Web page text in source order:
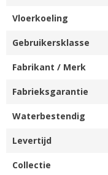
Vloerkoeling
Gebruikersklasse
Fabrikant / Merk
Fabrieksgarantie
Waterbestendig
Levertijd
Collectie